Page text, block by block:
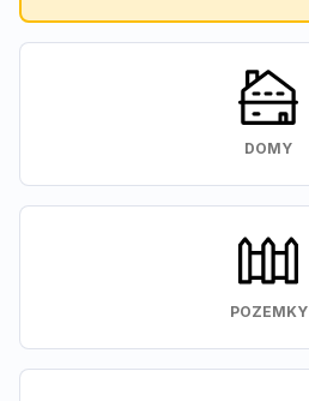
DOMY
POZEMKY